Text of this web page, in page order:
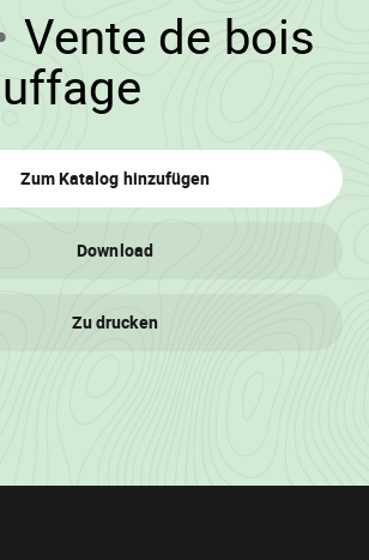
931/2023/
Vente de bois
•
Zum Katalog hinzufügen
Download
Zu drucken